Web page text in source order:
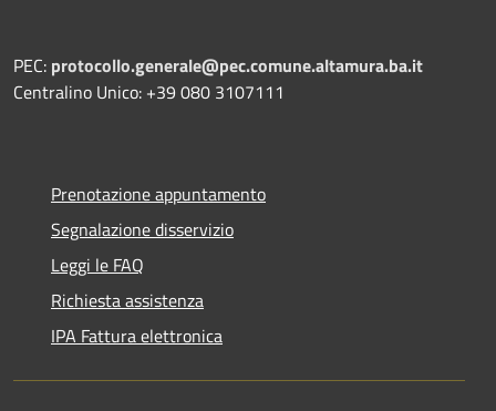
PEC: protocollo.generale@pec.comune.altamura.ba.it
Centralino Unico: +39 080 3107111
Prenotazione appuntamento
Segnalazione disservizio
Leggi le FAQ
Richiesta assistenza
IPA Fattura elettronica